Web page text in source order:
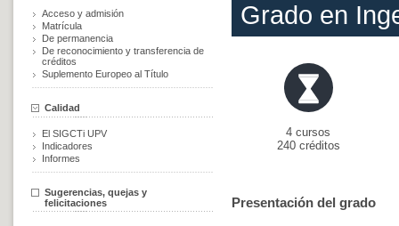
Acceso y admisión
Matrícula
De permanencia
De reconocimiento y transferencia de
créditos
Suplemento Europeo al Título
Calidad
El SIGCTi UPV
Indicadores
Informes
Sugerencias, quejas y
felicitaciones
Grado en
4 cursos
240 créditos
Presentación del grado